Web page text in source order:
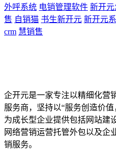
外呼系统 电销管理软件 新开元
售 自销猫 书生新开元 新开元
crm 慧销售
企开元是一家专注以精细化营
服务商，坚持以“服务创造价值
为成长型企业提供包括网站建
网络营销运营托管外包以及企
销服务。